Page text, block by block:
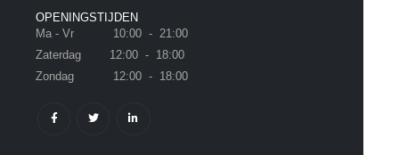
OPENINGSTIJDEN
Ma - Vr 10:00 - 21:00
Zaterdag 12:00 - 18:00
Zondag 12:00 - 18:00